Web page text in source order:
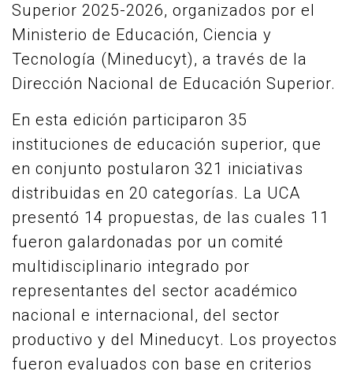
Superior 2025-2026, organizados por el
Ministerio de Educación, Ciencia y
Tecnología (Mineducyt), a través de la
Dirección Nacional de Educación Superior.
En esta edición participaron 35
instituciones de educación superior, que
en conjunto postularon 321 iniciativas
distribuidas en 20 categorías. La UCA
presentó 14 propuestas, de las cuales 11
fueron galardonadas por un comité
multidisciplinario integrado por
representantes del sector académico
nacional e internacional, del sector
productivo y del Mineducyt. Los proyectos
fueron evaluados con base en criterios